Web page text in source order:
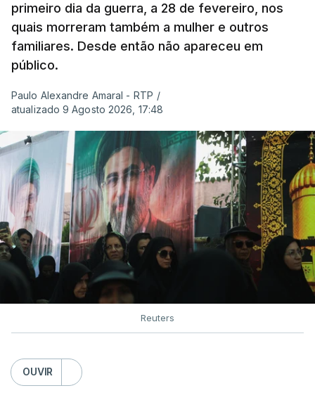
primeiro dia da guerra, a 28 de fevereiro, nos
quais morreram também a mulher e outros
familiares. Desde então não apareceu em
público.
Paulo Alexandre Amaral - RTP /
atualizado 9 Agosto 2026, 17:48
Reuters
OUVIR